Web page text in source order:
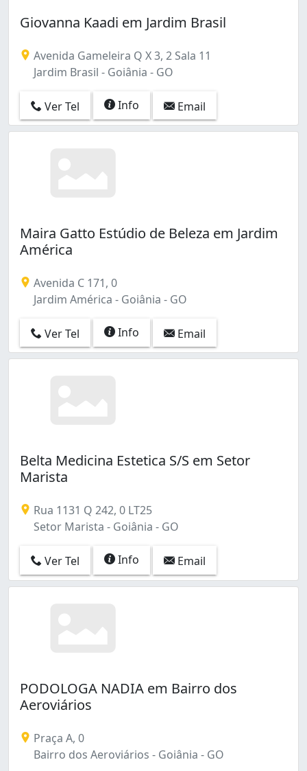
Giovanna Kaadi em Jardim Brasil
Avenida Gameleira Q X 3, 2 Sala 11
Jardim Brasil - Goiânia - GO
Ver Tel Info Email
Maira Gatto Estúdio de Beleza em Jardim
América
Avenida C 171, 0
Jardim América - Goiânia - GO
Ver Tel Info Email
Belta Medicina Estetica S/S em Setor
Marista
Rua 1131 Q 242, 0 LT25
Setor Marista - Goiânia - GO
Ver Tel Info Email
PODOLOGA NADIA em Bairro dos
Aeroviários
Praça A, 0
Bairro dos Aeroviários - Goiânia - GO